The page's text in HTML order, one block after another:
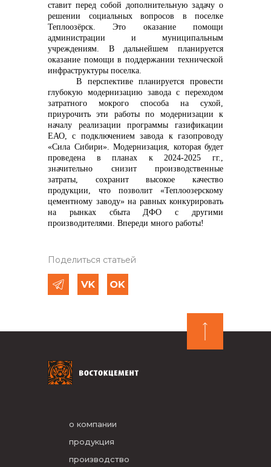
ставит перед собой дополнительную задачу о
решении социальных вопросов в поселке
Теплоозёрск. Это оказание помощи
администрации и муниципальным
учреждениям. В дальнейшем планируется
оказание помощи в поддержании технической
инфраструктуры поселка.
В перспективе планируется провести
глубокую модернизацию завода с переходом
затратного мокрого способа на сухой,
приурочить эти работы по модернизации к
началу реализации программы газификации
ЕАО, с подключением завода к газопроводу
«Сила Сибири». Модернизация, которая будет
проведена в планах к 2024-2025 гг.,
значительно снизит производственные
затраты, сохранит высокое качество
продукции, что позволит «Теплоозерскому
цементному заводу» на равных конкурировать
на рынках сбыта ДФО с другими
производителями. Впереди много работы!
Поделиться статьей
о компании
продукция
производство